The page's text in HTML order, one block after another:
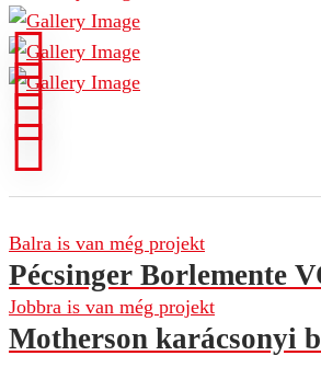
Balra is van még projekt
Pécsinger Borlemente
Jobbra is van még projekt
Motherson karácsonyi